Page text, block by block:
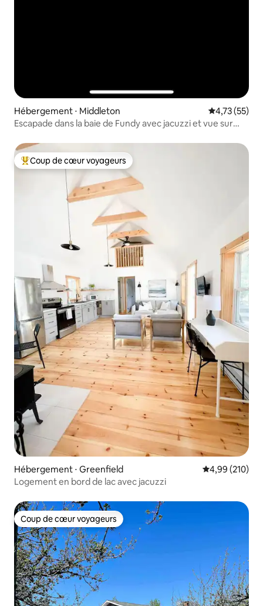
Hébergement ⋅ Middleton Évaluation
4,73 (55)
Escapade dans la baie de Fundy avec jacuzzi et vue sur
Coups de cœur voyageurs les plus appréciés
Coup de cœur voyageurs
Hébergement ⋅ Greenfield Évaluation
4,99 (210)
Logement en bord de lac avec jacuzzi
Coup de cœur voyageurs
Coup de cœur voyageurs